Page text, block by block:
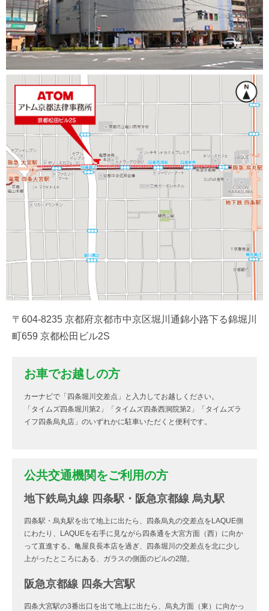
〒604-8235 京都府京都市中京区堀川通錦小路下る錦堀川
町659 京都松田ビル2S
お車でお越しの方
カーナビで「四条堀川交差点」と入力してお越しください。
「タイムズ四条堀川第2」「タイムズ四条西洞院第2」「タイムズラ
イフ四条烏丸店」のいずれかに駐車いただくと便利です。
公共交通機関をご利用の方
地下鉄烏丸線 四条駅・阪急京都線 烏丸駅
四条駅・烏丸駅を出て地上に出たら、四条烏丸の交差点をLAQUE側
にわたり、LAQUEを右手に見ながら四条通を大宮方面（西）に向か
って直進する。亀屋良長本店を過ぎ、四条堀川の交差点を北に少し
上がったところにある、ガラスの側面のビルの2階。
阪急京都線 四条大宮駅
四条大宮駅の3番出口を出て地上に出たら、烏丸方面（東）に向かっ